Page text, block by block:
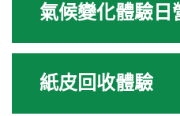
氣候變化體驗
紙皮回收體驗